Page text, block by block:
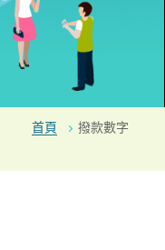
首頁 撥款數字